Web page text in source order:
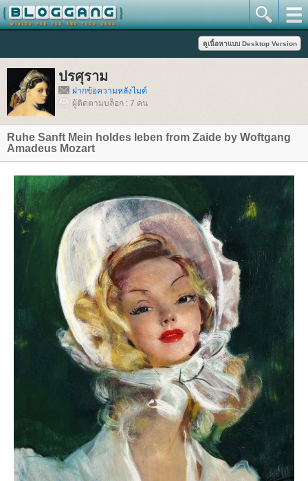
ปรศุราม
ฝากข้อความหลังไมค์
ผู้ติดตามบล็อก : 7 คน
Ruhe Sanft Mein holdes leben from Zaide by Woftgang
Amadeus Mozart